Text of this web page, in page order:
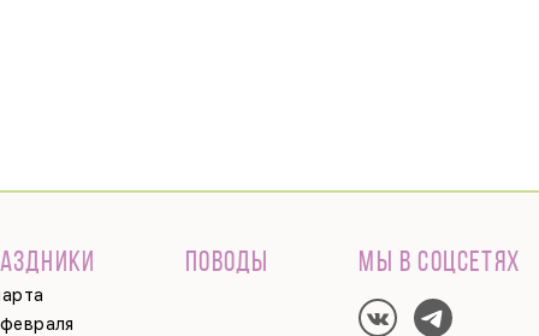
ПОВОДЫ МЫ В СОЦСЕТЯХ